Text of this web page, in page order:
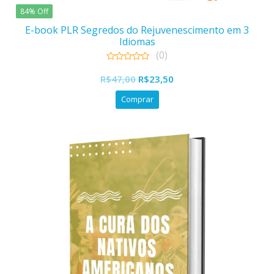
84% Off
E-book PLR Segredos do Rejuvenescimento em 3
Idiomas
out
of
(0)
R$47,00 R$23,50
Comprar